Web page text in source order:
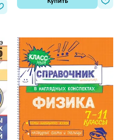
экзаменационной работы.